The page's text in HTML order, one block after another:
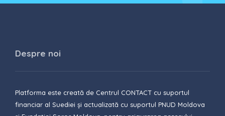
Despre noi
Platforma este creată de Centrul CONTACT cu suportul
financiar al Suediei și actualizată cu suportul PNUD Moldova